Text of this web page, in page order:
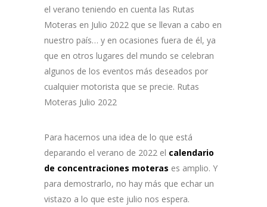
el verano teniendo en cuenta las Rutas
Moteras en Julio 2022 que se llevan a cabo en
nuestro país… y en ocasiones fuera de él, ya
que en otros lugares del mundo se celebran
algunos de los eventos más deseados por
cualquier motorista que se precie. Rutas
Moteras Julio 2022
Para hacernos una idea de lo que está
deparando el verano de 2022 el calendario
de concentraciones moteras es amplio. Y
para demostrarlo, no hay más que echar un
vistazo a lo que este julio nos espera.